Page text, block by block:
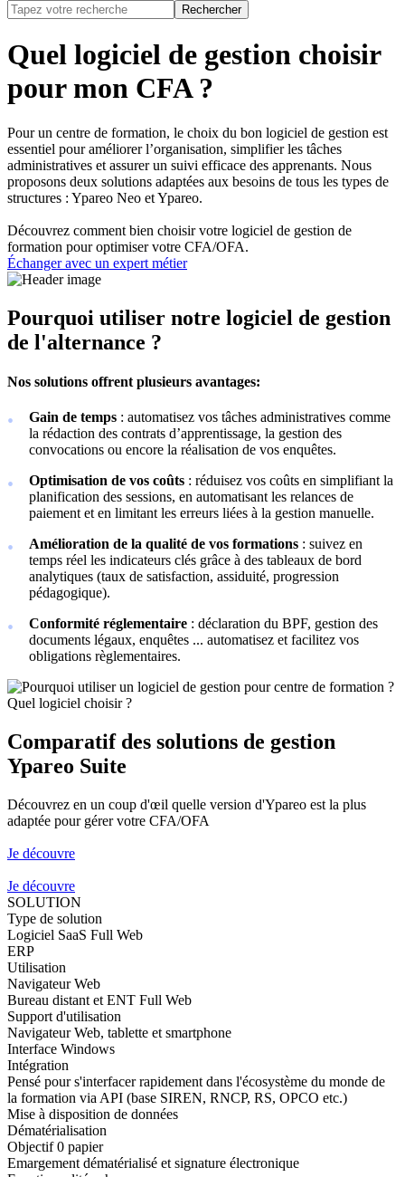
Quel logiciel de gestion choisir
pour mon CFA ?
Pour un centre de formation, le choix du bon logiciel de gestion est
essentiel pour améliorer l’organisation, simplifier les tâches
administratives et assurer un suivi efficace des apprenants. Nous
proposons deux solutions adaptées aux besoins de tous les types de
structures : Ypareo Neo et Ypareo.
Découvrez comment bien choisir votre logiciel de gestion de
formation pour optimiser votre CFA/OFA.
Échanger avec un expert métier
Pourquoi utiliser notre logiciel de gestion
de l'alternance ?
Nos solutions offrent plusieurs avantages:
Gain de temps : automatisez vos tâches administratives comme
la rédaction des contrats d’apprentissage, la gestion des
convocations ou encore la réalisation de vos enquêtes.
Optimisation de vos coûts : réduisez vos coûts en simplifiant la
planification des sessions, en automatisant les relances de
paiement et en limitant les erreurs liées à la gestion manuelle.
Amélioration de la qualité de vos formations : suivez en
temps réel les indicateurs clés grâce à des tableaux de bord
analytiques (taux de satisfaction, assiduité, progression
pédagogique).
Conformité réglementaire : déclaration du BPF, gestion des
documents légaux, enquêtes ... automatisez et facilitez vos
obligations règlementaires.
Quel logiciel choisir ?
Comparatif des solutions de gestion
Ypareo Suite
Découvrez en un coup d'œil quelle version d'Ypareo est la plus
adaptée pour gérer votre CFA/OFA
Je découvre
Je découvre
SOLUTION
Type de solution
Logiciel SaaS Full Web
ERP
Utilisation
Navigateur Web
Bureau distant et ENT Full Web
Support d'utilisation
Navigateur Web, tablette et smartphone
Interface Windows
Intégration
Pensé pour s'interfacer rapidement dans l'écosystème du monde de
la formation via API (base SIREN, RNCP, RS, OPCO etc.)
Mise à disposition de données
Dématérialisation
Objectif 0 papier
Emargement dématérialisé et signature électronique